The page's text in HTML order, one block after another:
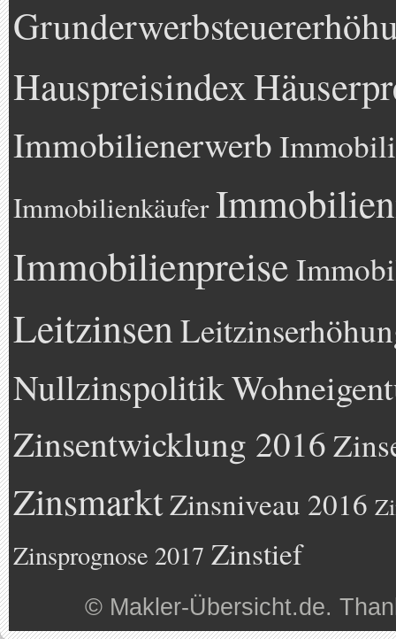
Hauspreisindex
Immobilienerwerb
Immobilienkäufer
Immobilienpreise
Leitzinsen
Nullzinspolitik
Zinsentwicklung 2016
ZinsmarktZinsniveau 2016
Zinsprognose 2017 Zinstief
© Makler-Übersicht.de.